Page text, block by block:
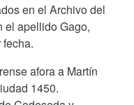
en el Archivo del
el apellido Gago,
afora a Martín
1450.